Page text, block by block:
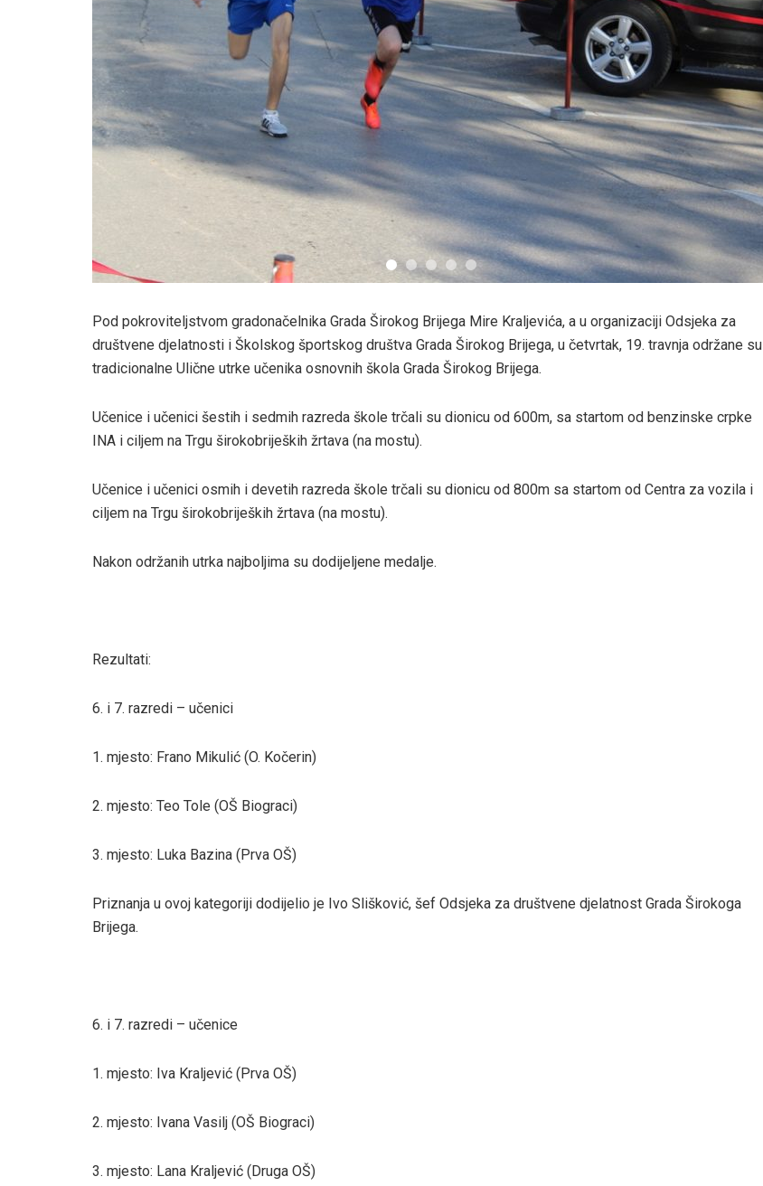
Pod pokroviteljstvom gradonačelnika Grada Širokog Brijega Mire Kraljevića, a u organizaciji Odsjeka za
društvene djelatnosti i Školskog športskog društva Grada Širokog Brijega, u četvrtak, 19. travnja održane su
tradicionalne Ulične utrke učenika osnovnih škola Grada Širokog Brijega.
Učenice i učenici šestih i sedmih razreda škole trčali su dionicu od 600m, sa startom od benzinske crpke
INA i ciljem na Trgu širokobrijeških žrtava (na mostu).
Učenice i učenici osmih i devetih razreda škole trčali su dionicu od 800m sa startom od Centra za vozila i
ciljem na Trgu širokobrijeških žrtava (na mostu).
Nakon održanih utrka najboljima su dodijeljene medalje.
Rezultati:
6. i 7. razredi – učenici
1. mjesto: Frano Mikulić (O. Kočerin)
2. mjesto: Teo Tole (OŠ Biograci)
3. mjesto: Luka Bazina (Prva OŠ)
Priznanja u ovoj kategoriji dodijelio je Ivo Slišković, šef Odsjeka za društvene djelatnost Grada Širokoga
Brijega.
6. i 7. razredi – učenice
1. mjesto: Iva Kraljević (Prva OŠ)
2. mjesto: Ivana Vasilj (OŠ Biograci)
3. mjesto: Lana Kraljević (Druga OŠ)